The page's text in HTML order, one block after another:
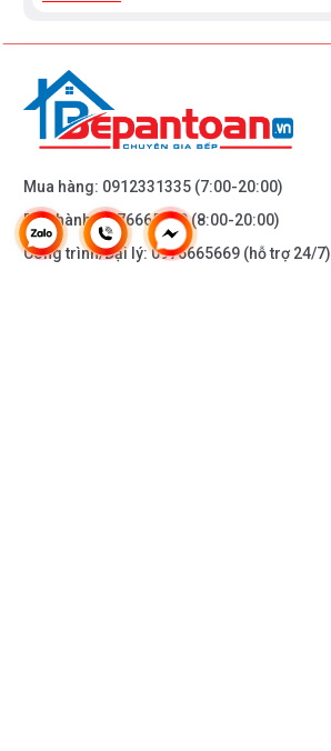
Mua hàng: 0912331335 (7:00-20:00)
Bảo hành:0976665669(8:00-20:00)
Công trình/Đại lý:0976665669 (hỗ trợ 24/7)